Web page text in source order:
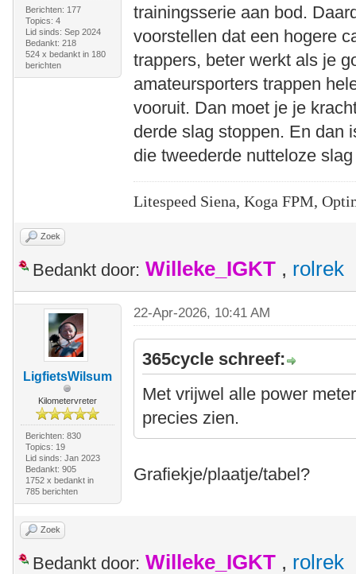
Berichten: 177
Topics: 4
Lid sinds: Sep 2024
Bedankt: 218
524 x bedankt in 180
berichten
trainingsserie aan bod.
voorstellen dat een hogere
trappers, beter werkt als je
amateursporters trappen
vooruit. Dan moet je je
derde slag stoppen. En dan
die tweederde nutteloze
Litespeed Siena, Koga FPM,
Zoek
Bedankt door: Willeke_IGKT , rolrek
LigfietsWilsum
Kilometervreter
Berichten: 830
Topics: 19
Lid sinds: Jan 2023
Bedankt: 905
1752 x bedankt in
785 berichten
22-Apr-2026, 10:41 AM
365cycle schreef:
Met vrijwel alle power
precies zien.
Grafiekje/plaatje/tabel?
Zoek
Bedankt door: Willeke_IGKT , rolrek